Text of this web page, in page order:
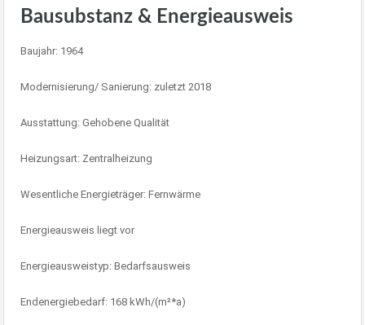
Bausubstanz & Energieausweis
Baujahr: 1964
Modernisierung/ Sanierung: zuletzt 2018
Ausstattung: Gehobene Qualität
Heizungsart: Zentralheizung
Wesentliche Energieträger: Fernwärme
Energieausweis liegt vor
Energie­ausweistyp: Bedarfsausweis
Endenergiebedarf: 168 kWh/(m²*a)